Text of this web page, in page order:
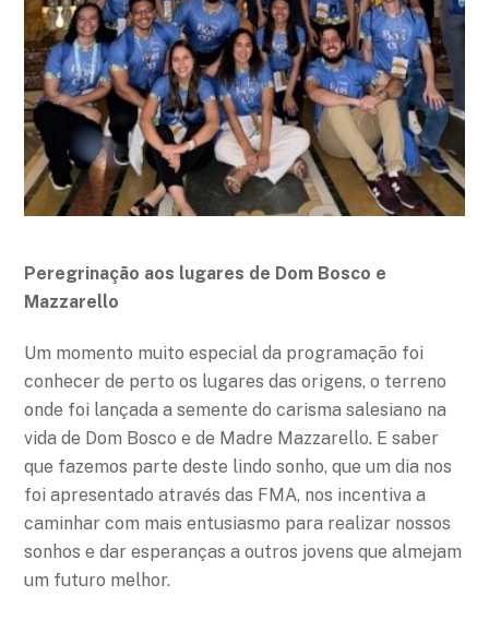
Peregrinação aos lugares de Dom Bosco e
Mazzarello
Um momento muito especial da programação foi
conhecer de perto os lugares das origens, o terreno
onde foi lançada a semente do carisma salesiano na
vida de Dom Bosco e de Madre Mazzarello. E saber
que fazemos parte deste lindo sonho, que um dia nos
foi apresentado através das FMA, nos incentiva a
caminhar com mais entusiasmo para realizar nossos
sonhos e dar esperanças a outros jovens que almejam
um futuro melhor.